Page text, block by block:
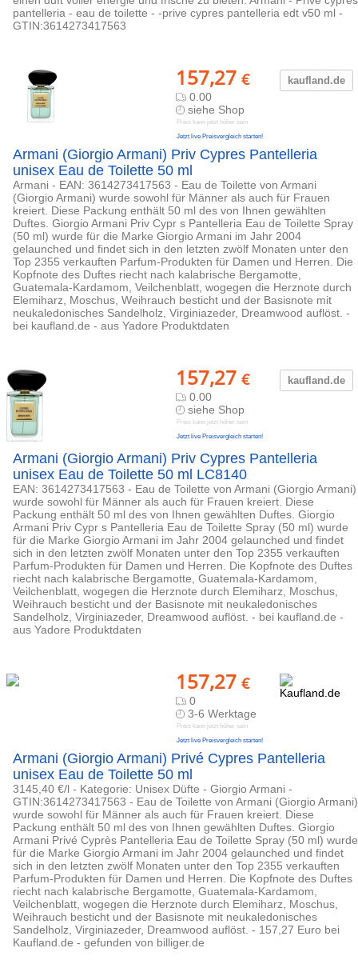
pantelleria - eau de toilette - -prive cypres pantelleria edt v50 ml -
GTIN:3614273417563
kaufland.de
157,27 €
0.00
siehe Shop
Preis kann jetzt höher sein
Jetzt live Preisvergleich starten!
Armani (Giorgio Armani) Priv Cypres Pantelleria
unisex Eau de Toilette 50 ml
Armani - EAN: 3614273417563 - Eau de Toilette von Armani
(Giorgio Armani) wurde sowohl für Männer als auch für Frauen
kreiert. Diese Packung enthält 50 ml des von Ihnen gewählten
Duftes. Giorgio Armani Priv Cypr s Pantelleria Eau de Toilette Spray
(50 ml) wurde für die Marke Giorgio Armani im Jahr 2004
gelaunched und findet sich in den letzten zwölf Monaten unter den
Top 2355 verkauften Parfum-Produkten für Damen und Herren. Die
Kopfnote des Duftes riecht nach kalabrische Bergamotte,
Guatemala-Kardamom, Veilchenblatt, wogegen die Herznote durch
Elemiharz, Moschus, Weihrauch besticht und der Basisnote mit
neukaledonisches Sandelholz, Virginiazeder, Dreamwood auflöst. -
bei kaufland.de - aus Yadore Produktdaten
kaufland.de
157,27 €
0.00
siehe Shop
Preis kann jetzt höher sein
Jetzt live Preisvergleich starten!
Armani (Giorgio Armani) Priv Cypres Pantelleria
unisex Eau de Toilette 50 ml LC8140
EAN: 3614273417563 - Eau de Toilette von Armani (Giorgio Armani)
wurde sowohl für Männer als auch für Frauen kreiert. Diese
Packung enthält 50 ml des von Ihnen gewählten Duftes. Giorgio
Armani Priv Cypr s Pantelleria Eau de Toilette Spray (50 ml) wurde
für die Marke Giorgio Armani im Jahr 2004 gelaunched und findet
sich in den letzten zwölf Monaten unter den Top 2355 verkauften
Parfum-Produkten für Damen und Herren. Die Kopfnote des Duftes
riecht nach kalabrische Bergamotte, Guatemala-Kardamom,
Veilchenblatt, wogegen die Herznote durch Elemiharz, Moschus,
Weihrauch besticht und der Basisnote mit neukaledonisches
Sandelholz, Virginiazeder, Dreamwood auflöst. - bei kaufland.de -
aus Yadore Produktdaten
157,27 €
0
3-6 Werktage
Preis kann jetzt höher sein
Jetzt live Preisvergleich starten!
Armani (Giorgio Armani) Privé Cypres Pantelleria
unisex Eau de Toilette 50 ml
3145,40 €/l - Kategorie: Unisex Düfte - Giorgio Armani -
GTIN:3614273417563 - Eau de Toilette von Armani (Giorgio Armani)
wurde sowohl für Männer als auch für Frauen kreiert. Diese
Packung enthält 50 ml des von Ihnen gewählten Duftes. Giorgio
Armani Privé Cyprès Pantelleria Eau de Toilette Spray (50 ml) wurde
für die Marke Giorgio Armani im Jahr 2004 gelaunched und findet
sich in den letzten zwölf Monaten unter den Top 2355 verkauften
Parfum-Produkten für Damen und Herren. Die Kopfnote des Duftes
riecht nach kalabrische Bergamotte, Guatemala-Kardamom,
Veilchenblatt, wogegen die Herznote durch Elemiharz, Moschus,
Weihrauch besticht und der Basisnote mit neukaledonisches
Sandelholz, Virginiazeder, Dreamwood auflöst. - 157,27 Euro bei
Kaufland.de - gefunden von billiger.de